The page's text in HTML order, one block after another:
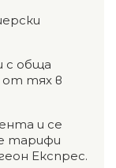
с обща
от тях в
и се
тарифи
Експрес.